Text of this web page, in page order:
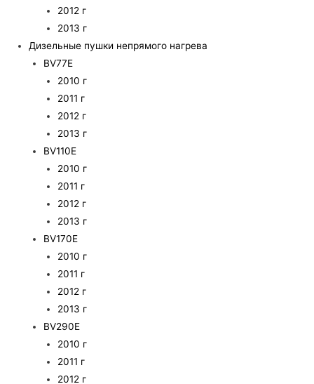
2012 г
2013 г
Дизельные пушки непрямого нагрева
BV77E
2010 г
2011 г
2012 г
2013 г
BV110E
2010 г
2011 г
2012 г
2013 г
BV170E
2010 г
2011 г
2012 г
2013 г
BV290E
2010 г
2011 г
2012 г